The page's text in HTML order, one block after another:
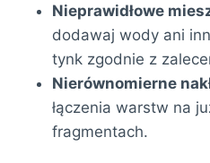
Nieprawidłowe
dodawaj wody ani
tynk zgodnie z
Nierównomierne
łączenia warstw na
fragmentach.